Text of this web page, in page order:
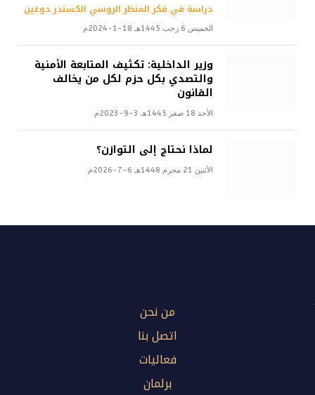
دراسة في فكر المنظر الروسي الكسندر دوغين
الخميس 6 رجب 1445هـ 18-1-2024م
وزير الداخلية: تكثيف المتابعة الأمنية
والتصدي بكل حزم لكل من يخالف
القانون
الأحد 18 صفر 1445هـ 3-9-2023م
لماذا نحتاج إلى التوازن؟
الأثنين 21 محرم 1448هـ 6-7-2026م
من نحن
اتصل بنا
فعاليات
برلمان